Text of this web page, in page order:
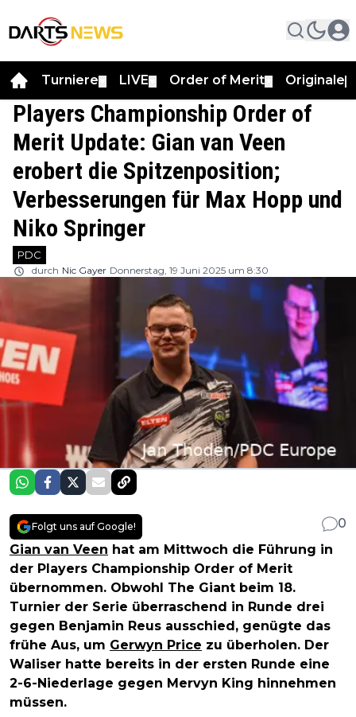
Turniere LIVE Order of Merit Originale
Players Championship Order of
Merit Update: Gian van Veen
erobert die Spitzenposition;
Verbesserungen für Max Hopp und
Niko Springer
PDC
durch Nic Gayer Donnerstag, 19 Juni 2025 um 8:30
Folgt uns auf Google!
0
Gian van Veen hat am Mittwoch die Führung in
der Players Championship Order of Merit
übernommen. Obwohl The Giant beim 18.
Turnier der Serie überraschend in Runde drei
gegen Benjamin Reus ausschied, genügte das
frühe Aus, um Gerwyn Price zu überholen. Der
Waliser hatte bereits in der ersten Runde eine
2-6-Niederlage gegen Mervyn King hinnehmen
müssen.